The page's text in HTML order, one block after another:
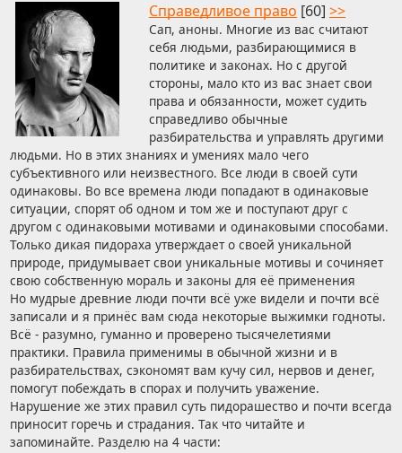
Справедливое право [60] >>
Сап, аноны. Многие из вас считают
себя людьми, разбирающимися в
политике и законах. Но с другой
стороны, мало кто из вас знает свои
права и обязанности, может судить
справедливо обычные
разбирательства и управлять другими
людьми. Но в этих знаниях и умениях мало чего
субъективного или неизвестного. Все люди в своей сути
одинаковы. Во все времена люди попадают в одинаковые
ситуации, спорят об одном и том же и поступают друг с
другом с одинаковыми мотивами и одинаковыми способами.
Только дикая пидораха утверждает о своей уникальной
природе, придумывает свои уникальные мотивы и сочиняет
свою собственную мораль и законы для её применения
Но мудрые древние люди почти всё уже видели и почти всё
записали и я принёс вам сюда некоторые выжимки годноты.
Всё - разумно, гуманно и проверено тысячелетиями
практики. Правила применимы в обычной жизни и в
разбирательствах, сэкономят вам кучу сил, нервов и денег,
помогут побеждать в спорах и получить уважение.
Нарушение же этих правил суть пидорашество и почти всегда
приносит горечь и страдания. Так что читайте и
запоминайте. Разделю на 4 части: